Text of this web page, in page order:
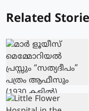
Related